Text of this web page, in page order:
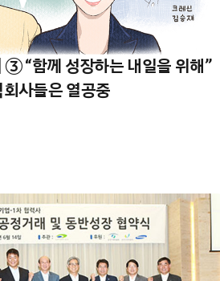
③ “함께 성장하는 내일을 위해”
사들은 열공중